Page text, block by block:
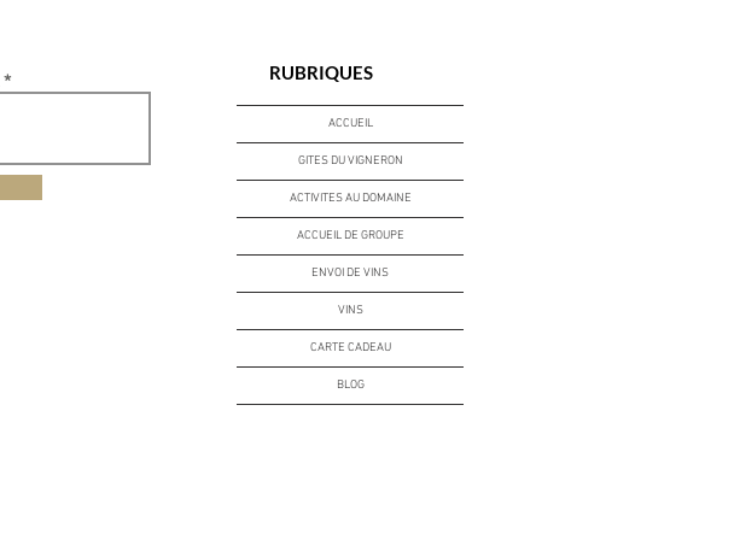
RUBRIQUES
ACCUEIL
GITES DU VIGNERON
ACTIVITES AU DOMAINE
ACCUEIL DE GROUPE
ENVOI DE VINS
VINS
CARTE CADEAU
BLOG